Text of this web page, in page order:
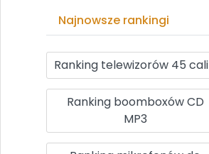
Najnowsze rankingi
Ranking telewizorów 45 cali
Ranking boomboxów CD
MP3